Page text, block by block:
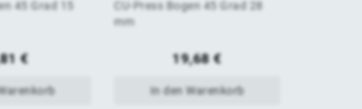
45 Grad 15
€
von
CU-Press Bogen 45 Grad 28
mm
19,68€
In den Warenkorb